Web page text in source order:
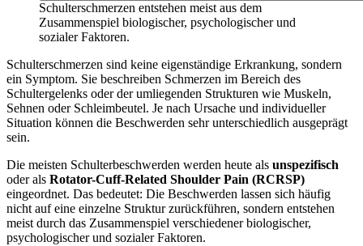
Schulterschmerzen entstehen meist aus dem
Zusammenspiel biologischer, psychologischer und
sozialer Faktoren.
Schulterschmerzen sind keine eigenständige Erkrankung, sondern
ein Symptom. Sie beschreiben Schmerzen im Bereich des
Schultergelenks oder der umliegenden Strukturen wie Muskeln,
Sehnen oder Schleimbeutel. Je nach Ursache und individueller
Situation können die Beschwerden sehr unterschiedlich ausgeprägt
sein.
Die meisten Schulterbeschwerden werden heute als unspezifisch
oder als Rotator-Cuff-Related Shoulder Pain (RCRSP)
eingeordnet. Das bedeutet: Die Beschwerden lassen sich häufig
nicht auf eine einzelne Struktur zurückführen, sondern entstehen
meist durch das Zusammenspiel verschiedener biologischer,
psychologischer und sozialer Faktoren.